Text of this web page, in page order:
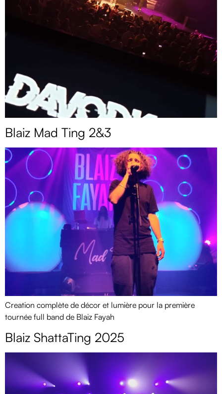
Blaiz Mad Ting 2&3
Creation complète de décor et lumière pour la première
tournée full band de Blaiz Fayah
Blaiz ShattaTing 2025